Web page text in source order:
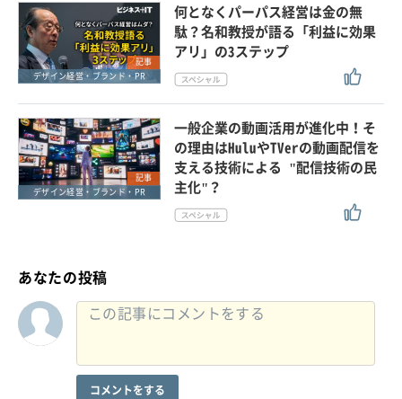
記事
デザイン経営・ブランド・PR
何となくパーパス経営は金の無
駄？名和教授が語る「利益に効果
アリ」の3ステップ
記事
デザイン経営・ブランド・PR
一般企業の動画活用が進化中！そ
の理由はHuluやTVerの動画配信を
支える技術による "配信技術の民
主化"？
あなたの投稿
コメントをする